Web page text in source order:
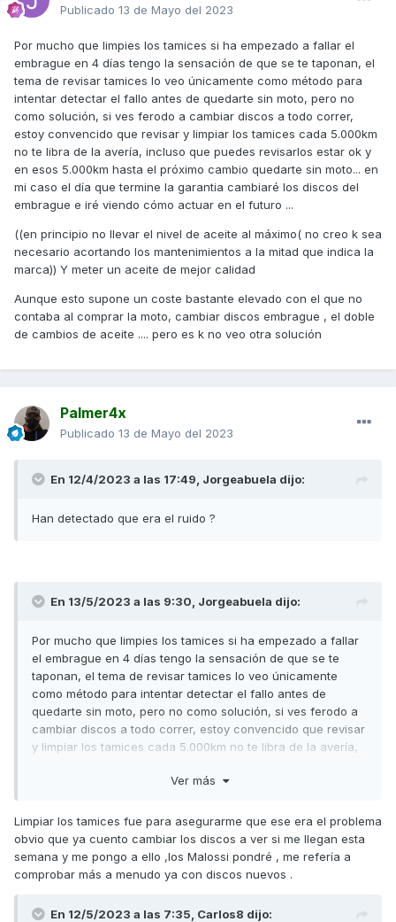
Publicado 13 de Mayo del 2023
Por mucho que limpies los tamices si ha empezado a fallar el
embrague en 4 días tengo la sensación de que se te taponan, el
tema de revisar tamices lo veo únicamente como método para
intentar detectar el fallo antes de quedarte sin moto, pero no
como solución, si ves ferodo a cambiar discos a todo correr,
estoy convencido que revisar y limpiar los tamices cada 5.000km
no te libra de la avería, incluso que puedes revisarlos estar ok y
en esos 5.000km hasta el próximo cambio quedarte sin moto... en
mi caso el día que termine la garantia cambiaré los discos del
embrague e iré viendo cómo actuar en el futuro ...
((en principio no llevar el nivel de aceite al máximo( no creo k sea
necesario acortando los mantenimientos a la mitad que indica la
marca)) Y meter un aceite de mejor calidad
Aunque esto supone un coste bastante elevado con el que no
contaba al comprar la moto, cambiar discos embrague , el doble
de cambios de aceite .... pero es k no veo otra solución
Palmer4x
Publicado 13 de Mayo del 2023
En 12/4/2023 a las 17:49, Jorgeabuela dijo:
Han detectado que era el ruido ?
En 13/5/2023 a las 9:30, Jorgeabuela dijo:
Por mucho que limpies los tamices si ha empezado a fallar
el embrague en 4 días tengo la sensación de que se te
taponan, el tema de revisar tamices lo veo únicamente
como método para intentar detectar el fallo antes de
quedarte sin moto, pero no como solución, si ves ferodo a
cambiar discos a todo correr, estoy convencido que revisar
y limpiar los tamices cada 5.000km no te libra de la avería,
hasta el próximo cambio quedarte sin moto... en mi caso el
embrague e iré viendo cómo actuar en el futuro ...
((en principio no llevar el nivel de aceite al máximo( no creo
k sea necesario acortando los mantenimientos a la mitad
que indica la marca)) Y meter un aceite de mejor calidad
Aunque esto supone un coste bastante elevado con el que
Ver más
Limpiar los tamices fue para asegurarme que ese era el problema
obvio que ya cuento cambiar los discos a ver si me llegan esta
semana y me pongo a ello ,los Malossi pondré , me refería a
comprobar más a menudo ya con discos nuevos .
En 12/5/2023 a las 7:35, Carlos8 dijo: